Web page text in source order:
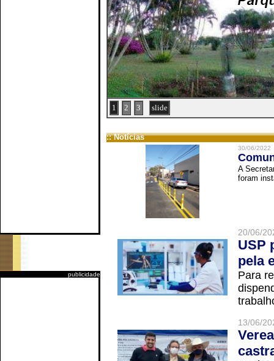
publicidade
1 2 3 slide
:: Notícias
30/06/2022
A
foram
20/06/
USP
pela
Para
13/06/